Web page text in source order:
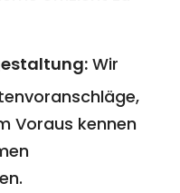
Wir
Voraus kennen